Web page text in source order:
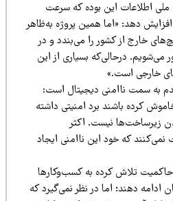
این بوده که سرعت
دهد: «اما همین پروژه به‌ظاهر
از کشور را می‌بندد و در
درحالی‌که بسیاری از این
است.»
ناامنی دیجیتال است:
باشند برد امنیتی داشته
نیست. اکثر
که خود این ناامنی ایجاد
تلاش کرده به کسب‌وکارها
دهند؛ اما در نظر نمی‌گیرد که